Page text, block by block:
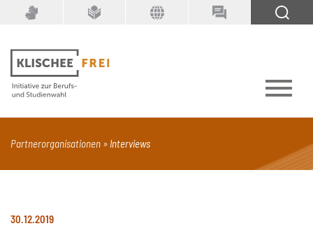
Suchbegriff
PDF Seite mit Video Alle Dokumenttypen
Partnerorganisationen Interviews
30.12.2019